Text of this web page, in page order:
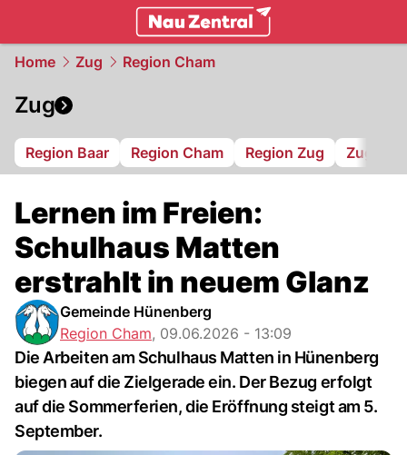
Home Zug Region Cham
Zug
Region Baar Region Cham Region Zug Zug 94
Lernen im Freien:
Schulhaus Matten
erstrahlt in neuem Glanz
Gemeinde Hünenberg
Region Cham, 09.06.2026 - 13:09
Die Arbeiten am Schulhaus Matten in Hünenberg
biegen auf die Zielgerade ein. Der Bezug erfolgt
auf die Sommerferien, die Eröffnung steigt am 5.
September.